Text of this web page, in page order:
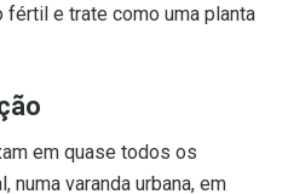
e trate como uma planta
em quase todos os
numa varanda urbana, em